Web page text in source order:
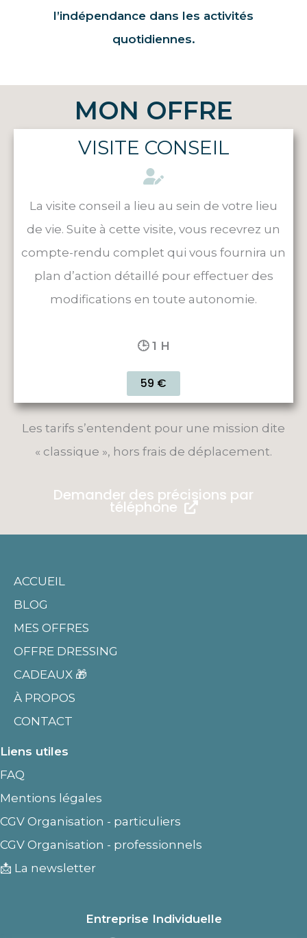
l’indépendance dans les activités
quotidiennes.
MON OFFRE
VISITE CONSEIL
La visite conseil a lieu au sein de votre lieu
de vie. Suite à cette visite, vous recevrez un
compte-rendu complet qui vous fournira un
plan d’action détaillé pour effectuer des
modifications en toute autonomie.
🕒 1 H
59 €
Les tarifs s’entendent pour une mission dite
« classique », hors frais de déplacement.
Demander des précisions par
téléphone
ACCUEIL
BLOG
MES OFFRES
OFFRE DRESSING
CADEAUX 🎁
À PROPOS
CONTACT
Liens utiles
FAQ
Mentions légales
CGV Organisation - particuliers
CGV Organisation - professionnels
📩 La newsletter
Entreprise Individuelle